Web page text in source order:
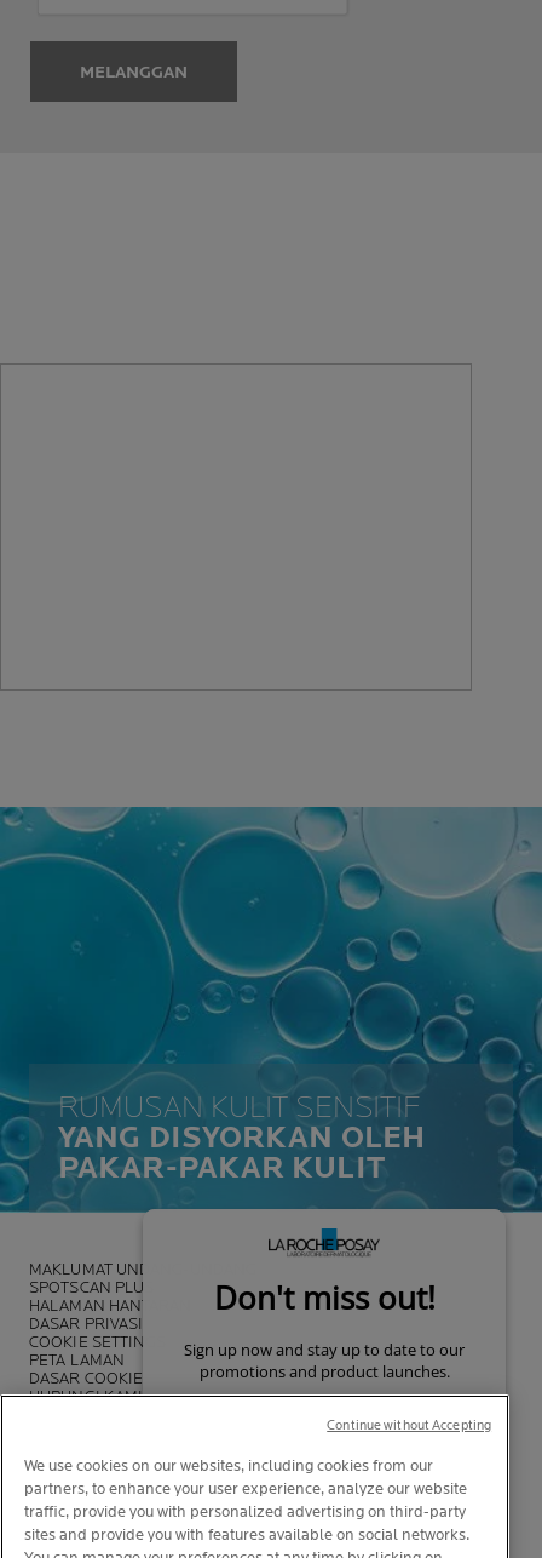
MELANGGAN
RUMUSAN KULIT SENSITIF
YANG DISYORKAN OLEH
PAKAR-PAKAR KULIT
MAKLUMAT UNDANG-UNDANG
SPOTSCAN PLUS
HALAMAN HANTARAN
DASAR PRIVASI
COOKIE SETTINGS
PETA LAMAN
DASAR COOKIE
HUBUNGI KAMI
We use cookies on our websites, including cookies from our
partners, to enhance your user experience, analyze our website
traffic, provide you with personalized advertising on third-party
sites and provide you with features available on social networks.
Continue without Accepting